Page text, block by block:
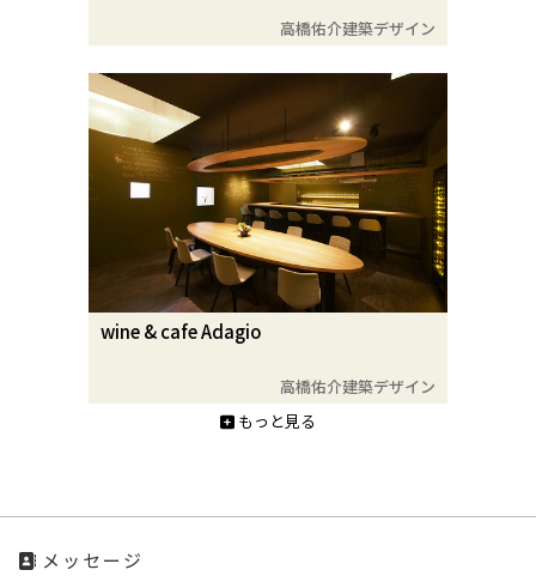
高橋佑介建築デザイン
wine & cafe Adagio
高橋佑介建築デザイン
もっと見る
メッセージ